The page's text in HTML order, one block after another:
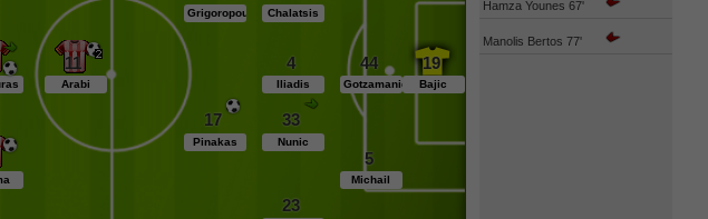
11
Arabi
23
5
Michail
33
Nunic
17
Pinakas
19
Bajic
44
Gotzamanidis
4
Iliadis
Chalatsis
Grigoropoulos
Hamza Younes 67'
Manolis Bertos 77'